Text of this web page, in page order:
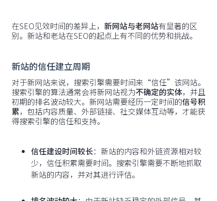
在SEO见效时间的差异上， 新网站与老网站有显著的区
别。新站和老站在SEO的起点上有不同的优势和挑战。
新站的信任建立周期
对于新网站来说，搜索引擎需要时间来“信任”该网站。
搜索引擎的算法通常会将新网站视为不确定的实体，并且
初期的排名波动较大。新网站需要经历一定时间的信号积
累，包括内容质量、外部链接、社交媒体互动等，才能获
得搜索引擎的信任和支持。
信任建设时间较长：新站的内容和外链资源相对较
少，信任积累需要时间。搜索引擎需要不断地抓取
新站的内容，并对其进行评估。